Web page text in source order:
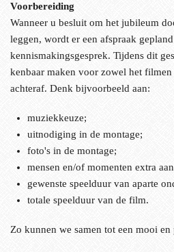
Voorbereiding
Wanneer u besluit om het jubileum
leggen, wordt er een afspraak
kennismakingsgesprek. Tijdens dit
kenbaar maken voor zowel het
achteraf. Denk bijvoorbeeld aan:
muziekkeuze;
uitnodiging in de montage;
foto's in de montage;
mensen en/of momenten extra
gewenste speelduur van aparte
totale speelduur van de film.
Zo kunnen we samen tot een mooi